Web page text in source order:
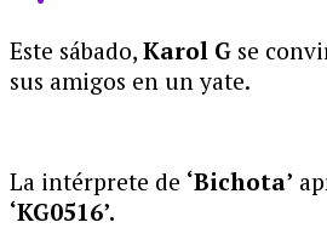
Este sábado, Karol G se
sus amigos en un yate.
La intérprete de ‘Bichota’
‘KG0516’.